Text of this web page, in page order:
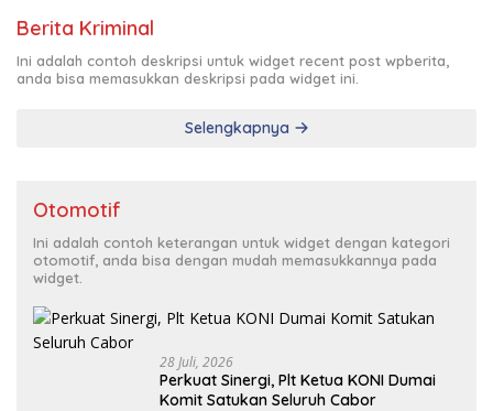
Berita Kriminal
Ini adalah contoh deskripsi untuk widget recent post wpberita,
anda bisa memasukkan deskripsi pada widget ini.
Selengkapnya
Otomotif
Ini adalah contoh keterangan untuk widget dengan kategori
otomotif, anda bisa dengan mudah memasukkannya pada
widget.
28 Juli, 2026
Perkuat Sinergi, Plt Ketua KONI Dumai
Komit Satukan Seluruh Cabor